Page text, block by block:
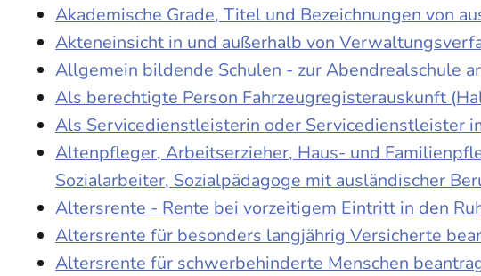
Akademische Grade, Titel und Bezeichnungen von
Akteneinsicht in und außerhalb von
Allgemein bildende Schulen - zur Abendrealschule
Als berechtigte Person Fahrzeugregisterauskunft
Als Servicedienstleisterin oder Servicedienstleister
Altenpfleger, Arbeitserzieher, Haus- und
Sozialarbeiter, Sozialpädagoge mit ausländischer
Altersrente - Rente bei vorzeitigem Eintritt in den
Altersrente für besonders langjährig Versicherte
Altersrente für schwerbehinderte Menschen